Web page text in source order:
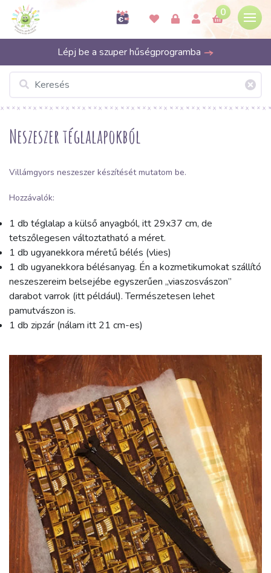
0
Lépj be a szuper hűségprogramba
Neszeszer téglalapokból
Villámgyors neszeszer készítését mutatom be.
Hozzávalók:
1 db téglalap a külső anyagból, itt 29x37 cm, de
tetszőlegesen változtatható a méret.
1 db ugyanekkora méretű bélés (vlies)
1 db ugyanekkora bélésanyag. Én a kozmetikumokat szállító
neszeszereim belsejébe egyszerűen „viaszosvászon”
darabot varrok (itt például). Természetesen lehet
pamutvászon is.
1 db zipzár (nálam itt 21 cm-es)